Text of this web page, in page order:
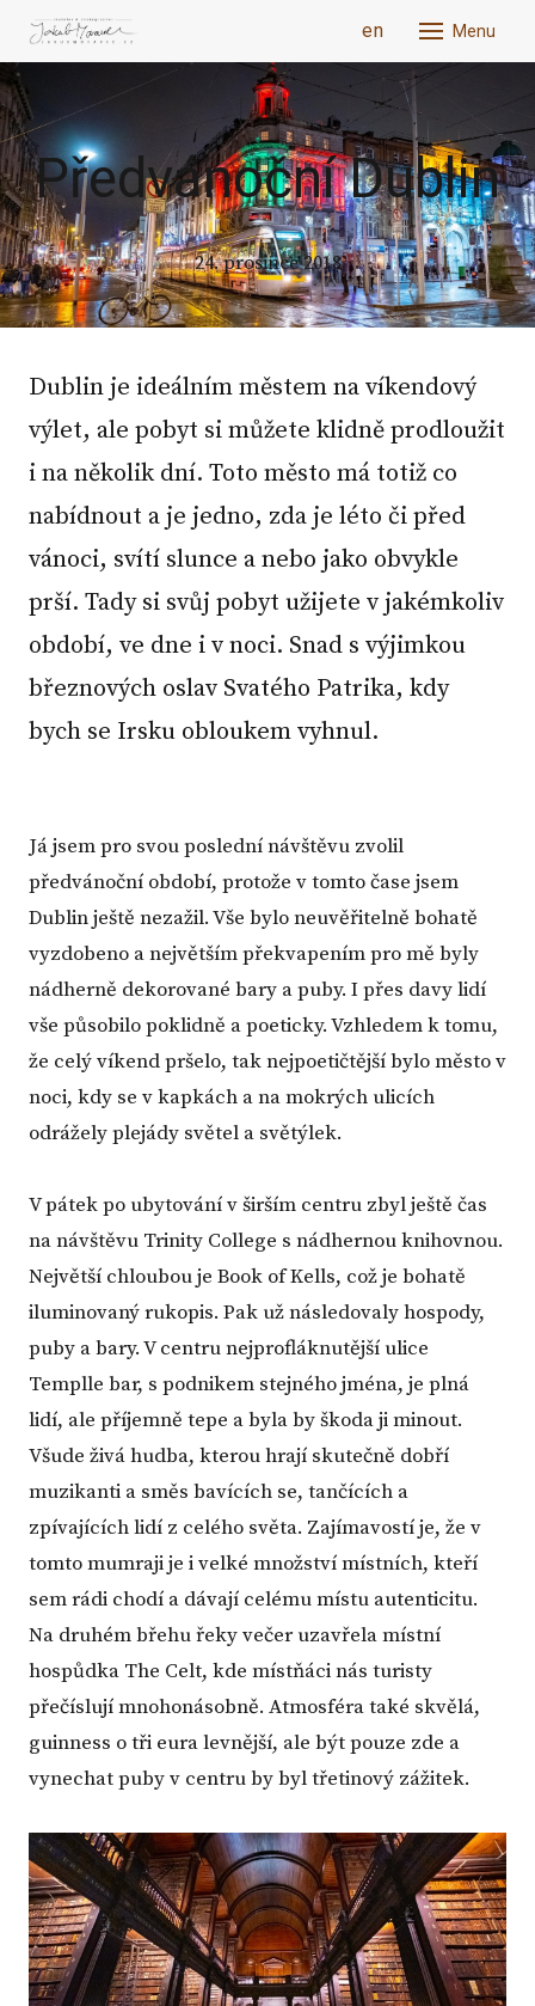
Menu
cs
en
Předvánoční Dublin
24. prosince 2018
Dublin je ideálním městem na víkendový
výlet, ale pobyt si můžete klidně prodloužit
i na několik dní. Toto město má totiž co
nabídnout a je jedno, zda je léto či před
vánoci, svítí slunce a nebo jako obvykle
prší. Tady si svůj pobyt užijete v jakémkoliv
období, ve dne i v noci. Snad s výjimkou
březnových oslav Svatého Patrika, kdy
bych se Irsku obloukem vyhnul.
Já jsem pro svou poslední návštěvu zvolil
předvánoční období, protože v tomto čase jsem
Dublin ještě nezažil. Vše bylo neuvěřitelně bohatě
vyzdobeno a největším překvapením pro mě byly
nádherně dekorované bary a puby. I přes davy lidí
vše působilo poklidně a poeticky. Vzhledem k tomu,
že celý víkend pršelo, tak nejpoetičtější bylo město v
noci, kdy se v kapkách a na mokrých ulicích
odrážely plejády světel a světýlek.
V pátek po ubytování v širším centru zbyl ještě čas
na návštěvu Trinity College s nádhernou knihovnou.
Největší chloubou je Book of Kells, což je bohatě
iluminovaný rukopis. Pak už následovaly hospody,
puby a bary. V centru nejprofláknutější ulice
Templle bar, s podnikem stejného jména, je plná
lidí, ale příjemně tepe a byla by škoda ji minout.
Všude živá hudba, kterou hrají skutečně dobří
muzikanti a směs bavících se, tančících a
zpívajících lidí z celého světa. Zajímavostí je, že v
tomto mumraji je i velké množství místních, kteří
sem rádi chodí a dávají celému místu autenticitu.
Na druhém břehu řeky večer uzavřela místní
hospůdka The Celt, kde místňáci nás turisty
přečíslují mnohonásobně. Atmosféra také skvělá,
guinness o tři eura levnější, ale být pouze zde a
vynechat puby v centru by byl třetinový zážitek.